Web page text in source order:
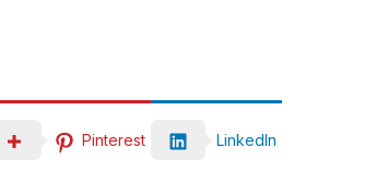
Pinterest LinkedIn